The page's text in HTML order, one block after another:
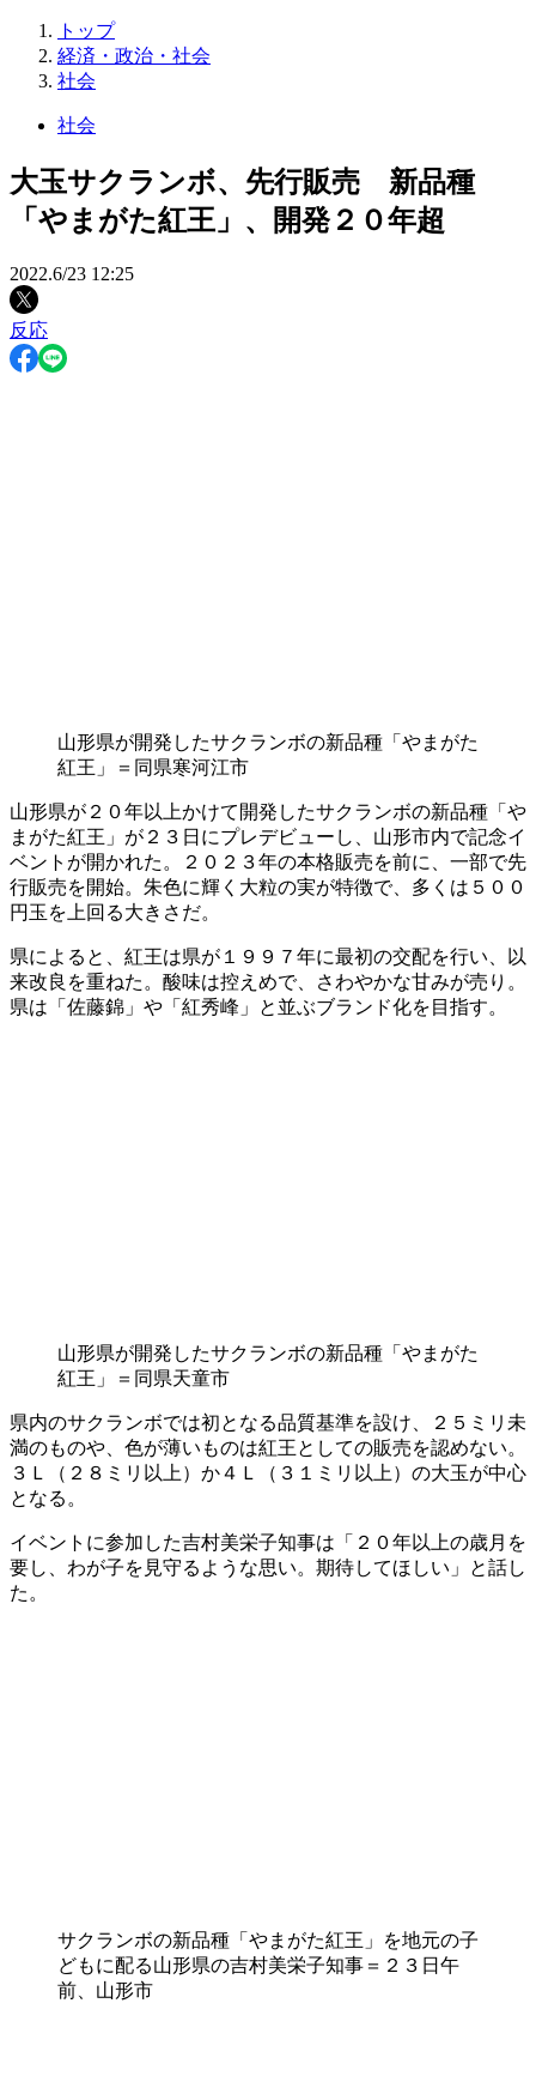
トップ
経済・政治・社会
社会
社会
大玉サクランボ、先行販売 新品種
「やまがた紅王」、開発２０年超
2022.6/23 12:25
反応
山形県が開発したサクランボの新品種「やまがた
紅王」＝同県寒河江市
山形県が２０年以上かけて開発したサクランボの新品種「や
まがた紅王」が２３日にプレデビューし、山形市内で記念イ
ベントが開かれた。２０２３年の本格販売を前に、一部で先
行販売を開始。朱色に輝く大粒の実が特徴で、多くは５００
円玉を上回る大きさだ。
県によると、紅王は県が１９９７年に最初の交配を行い、以
来改良を重ねた。酸味は控えめで、さわやかな甘みが売り。
県は「佐藤錦」や「紅秀峰」と並ぶブランド化を目指す。
山形県が開発したサクランボの新品種「やまがた
紅王」＝同県天童市
県内のサクランボでは初となる品質基準を設け、２５ミリ未
満のものや、色が薄いものは紅王としての販売を認めない。
３Ｌ（２８ミリ以上）か４Ｌ（３１ミリ以上）の大玉が中心
となる。
イベントに参加した吉村美栄子知事は「２０年以上の歳月を
要し、わが子を見守るような思い。期待してほしい」と話し
た。
サクランボの新品種「やまがた紅王」を地元の子
どもに配る山形県の吉村美栄子知事＝２３日午
前、山形市